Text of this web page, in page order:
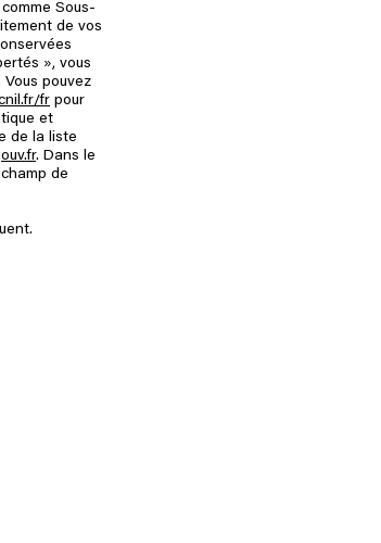
Sous-
de vos
», vous
pouvez
fr pour
et
de la liste
. Dans le
de